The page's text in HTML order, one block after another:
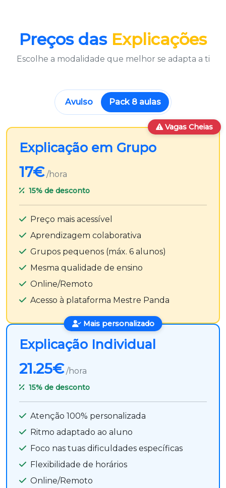
Preços das Explicações
Escolhe a modalidade que melhor se adapta a ti
Avulso Pack 8 aulas
Vagas Cheias
Explicação em Grupo
17€ /hora
15% de desconto
Preço mais acessível
Aprendizagem colaborativa
Grupos pequenos (máx. 6 alunos)
Mesma qualidade de ensino
Online/Remoto
Acesso à plataforma Mestre Panda
Mais personalizado
Explicação Individual
21.25€ /hora
15% de desconto
Atenção 100% personalizada
Ritmo adaptado ao aluno
Foco nas tuas dificuldades específicas
Flexibilidade de horários
Online/Remoto